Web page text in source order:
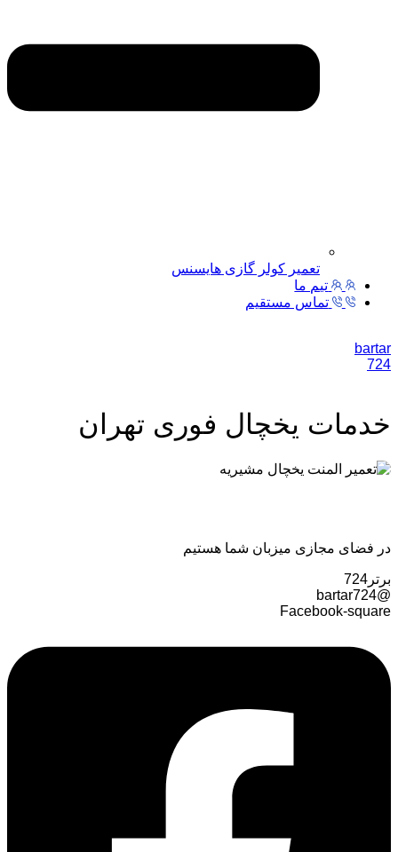
تعمیر کولر گازی هایسنس
تیم ما
تماس مستقیم
bartar
724
خدمات یخچال فوری تهران
در فضای مجازی میزبان شما هستیم
برتر724
@bartar724
Facebook-square